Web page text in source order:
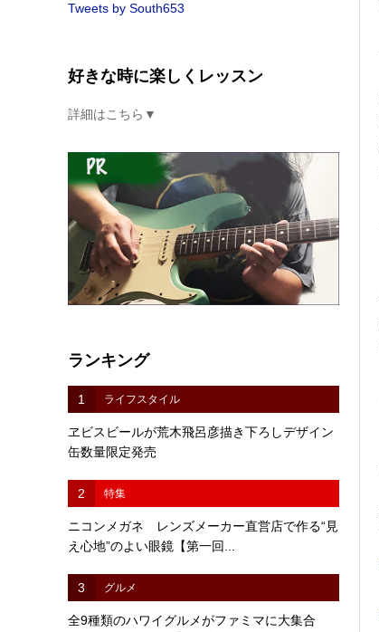
Tweets by South653
好きな時に楽しくレッスン
詳細はこちら▼
ランキング
1 ライフスタイル
ヱビスビールが荒木飛呂彦描き下ろしデザイン
缶数量限定発売
2 特集
ニコンメガネ レンズメーカー直営店で作る“見
え心地”のよい眼鏡【第一回...
3 グルメ
全9種類のハワイグルメがファミマに大集合